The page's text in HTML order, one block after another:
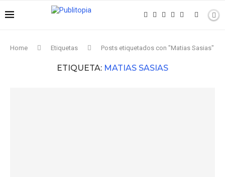
Home Etiquetas Posts etiquetados con "Matias Sasias"
ETIQUETA: MATIAS SASIAS